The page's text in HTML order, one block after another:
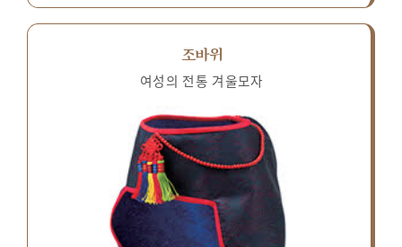
조바위
여성의 전통 겨울모자